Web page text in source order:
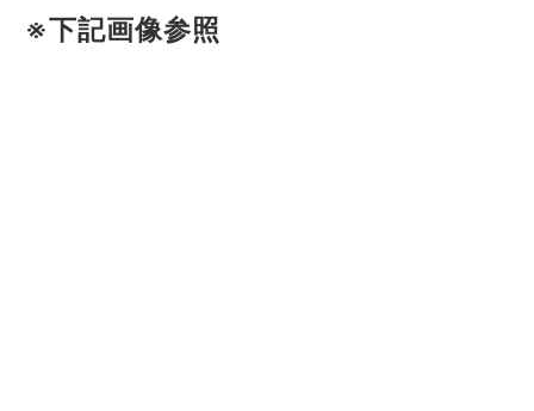
※下記画像参照